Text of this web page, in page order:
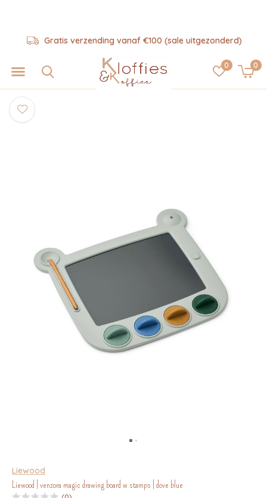
0 0
Gratis verzending vanaf €100 (sale uitgezonderd)
Liewood
Liewood | venzora magic drawing board w stamps | dove blue